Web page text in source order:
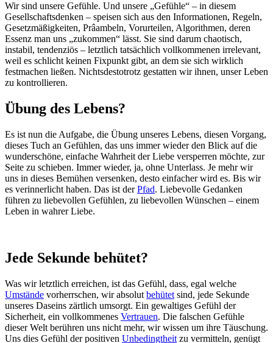
Wir sind unsere Gefühle. Und unsere „Gefühle“ – in diesem
Gesellschaftsdenken – speisen sich aus den Informationen, Regeln,
Gesetzmäßigkeiten, Prâambeln, Vorurteilen, Algorithmen, deren
Essenz man uns „zukommen“ lässt. Sie sind darum chaotisch,
instabil, tendenziös – letztlich tatsächlich vollkommenen irrelevant,
weil es schlicht keinen Fixpunkt gibt, an dem sie sich wirklich
festmachen ließen. Nichtsdestotrotz gestatten wir ihnen, unser Leben
zu kontrollieren.
Übung des Lebens?
Es ist nun die Aufgabe, die Übung unseres Lebens, diesen Vorgang,
dieses Tuch an Gefühlen, das uns immer wieder den Blick auf die
wunderschöne, einfache Wahrheit der Liebe versperren möchte, zur
Seite zu schieben. Immer wieder, ja, ohne Unterlass. Je mehr wir
uns in dieses Bemühen versenken, desto einfacher wird es. Bis wir
es verinnerlicht haben. Das ist derPfad. Liebevolle Gedanken
führen zu liebevollen Gefühlen, zu liebevollen Wünschen – einem
Leben in wahrer Liebe.
Jede Sekunde behütet?
Was wir letztlich erreichen, ist das Gefühl, dass, egal welche
Umstände vorherrschen, wir absolut behütet sind, jede Sekunde
unseres Daseins zärtlich umsorgt. Ein gewaltiges Gefühl der
Sicherheit, ein vollkommenes Vertrauen. Die falschen Gefühle
dieser Welt berühren uns nicht mehr, wir wissen um ihre Täuschung.
Uns dies Gefühl der positiven Unbedingtheit zu vermitteln, genügt